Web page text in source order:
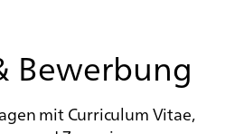
Bewerbung
mit Curriculum Vitae,